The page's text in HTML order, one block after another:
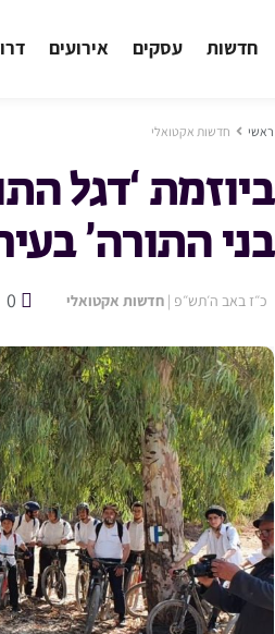
חדשות עסקים אירועים
ראשי חדשות אקטואלי
ביוזמת ‘דגל
בני התורה’
כ״ז באב ה׳תש״פ | חדשות אקטואלי 0